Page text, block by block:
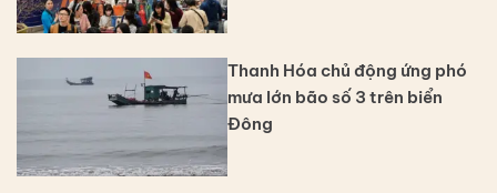
Thanh Hóa chủ động ứng phó
mưa lớn bão số 3 trên biển
Đông